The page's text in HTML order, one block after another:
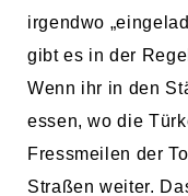
irgendwo
gibt es in der
Wenn ihr in den
essen, wo die
Fressmeilen der
Straßen weiter.